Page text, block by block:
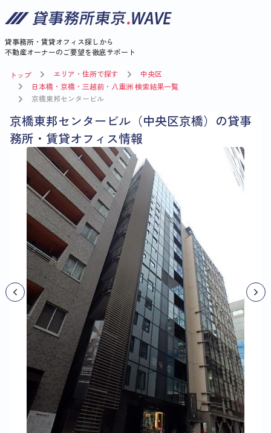
貸事務所・賃貸オフィス探しから
不動産オーナーのご要望を徹底サポート
トップ エリア・住所で探す
中央区
日本橋・京橋・三越前・八重洲 検索結果一覧
京橋東邦センタービル
京橋東邦センタービル（中央区京橋）の貸事
務所・賃貸オフィス情報